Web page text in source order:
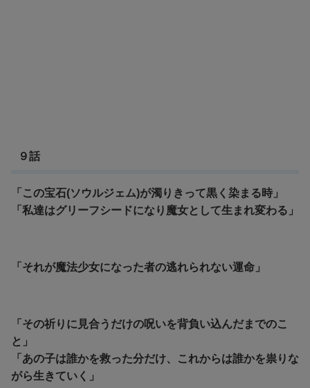
９話
「この宝石(ソウルジェム)が濁りきって黒く染まる時」
「私達はグリーフシードになり魔女として生まれ変わる」
「それが魔法少女になった者の逃れられない運命」
「その祈りに見合うだけの呪いを背負い込んだまでのこ
と」
「あの子は誰かを救った分だけ、これからは誰かを祟りな
がら生きていく」